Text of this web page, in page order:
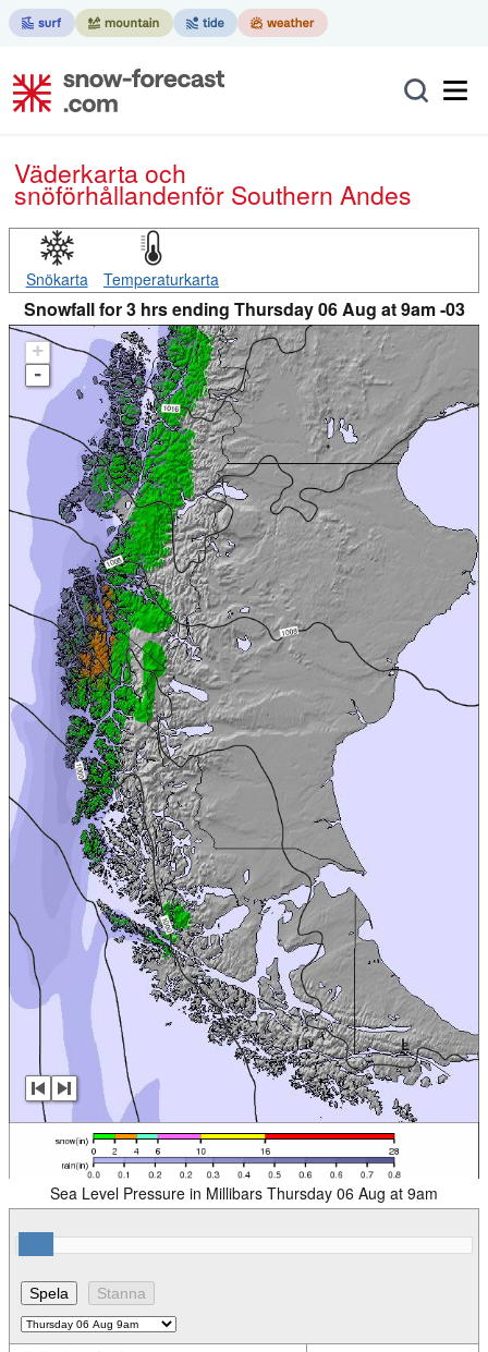
Väderkarta och
snöförhållandenför Southern Andes
Snökarta Temperaturkarta
Snowfall for 3 hrs ending Thursday 06 Aug at 9am -03
+
-
Sea Level Pressure in Millibars Thursday 06 Aug at 9am